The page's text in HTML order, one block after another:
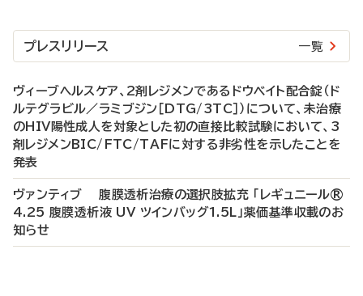
プレスリリース 一覧
ヴィーブヘルスケア、2剤レジメンであるドウベイト配合錠（ド
ルテグラビル／ラミブジン［DTG/3TC］）について、未治療
のHIV陽性成人を対象とした初の直接比較試験において、3
剤レジメンBIC/FTC/TAFに対する非劣性を示したことを
発表
ヴァンティブ 腹膜透析治療の選択肢拡充 「レギュニール®
4.25 腹膜透析液 UV ツインバッグ1.5L」薬価基準収載のお
知らせ